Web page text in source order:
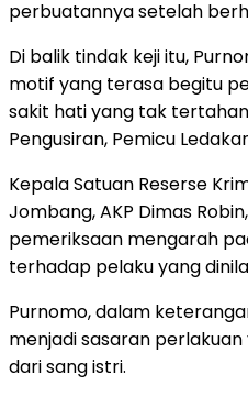
perbuatannya setelah
Di balik tindak keji itu,
motif yang terasa begitu
sakit hati yang tak
Pengusiran, Pemicu
​Kepala Satuan Reserse
Jombang, AKP Dimas
pemeriksaan mengarah
terhadap pelaku yang
Purnomo, dalam
menjadi sasaran
dari sang istri.